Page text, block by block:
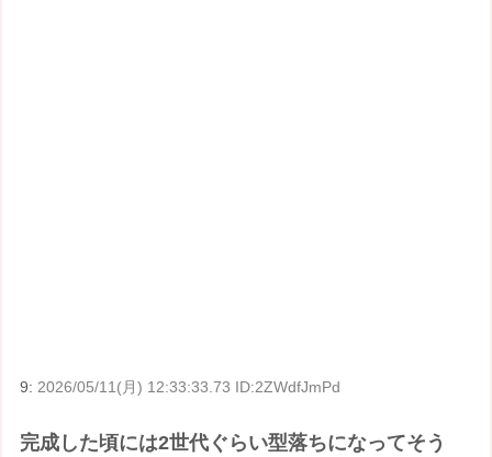
9: 2026/05/11(月) 12:33:33.73 ID:2ZWdfJmPd
完成した頃には2世代ぐらい型落ちになってそう